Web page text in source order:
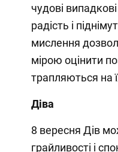
чудові
радість і
мислення
мірою оцінити
трапляються на
Діва
8 вересня Дів
грайливості і